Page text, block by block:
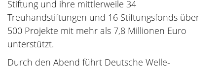
Stiftung und ihre mittlerweile 34
Treuhandstiftungen und 16 Stiftungsfonds über
500 Projekte mit mehr als 7,8 Millionen Euro
unterstützt.
Durch den Abend führt Deutsche Welle-